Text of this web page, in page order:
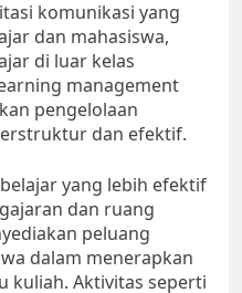
komunikasi yang
dan mahasiswa,
di luar kelas
management
pengelolaan
dan efektif.
yang lebih efektif
dan ruang
peluang
dalam menerapkan
kuliah. Aktivitas seperti